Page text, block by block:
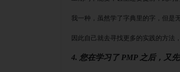
我一种，虽然学了字典里的字，但是
因此自己就去寻找更多的实践的方法
4. 您在学习了 PMP 之后，又